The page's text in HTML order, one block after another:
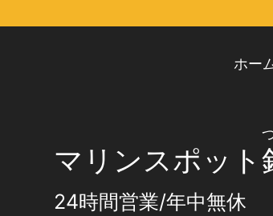
ホー
マリンスポット
24時間営業/年中無休